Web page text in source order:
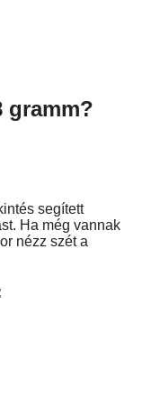
gramm?
segített
Ha még vannak
nézz szét a